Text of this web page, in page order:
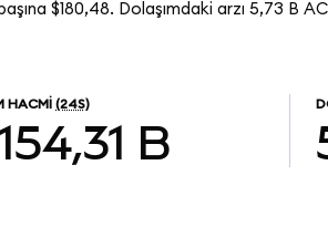
$180,48. Dolaşımdaki arzı 5,73 B
HACMI (24S)
B